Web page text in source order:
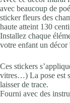
avec beaucoup de
sticker fleurs des
haute atteint 130
Installez chaque
votre enfant un
Ces stickers
vitres…) La pose est
laisser de trace.
Fourni avec des